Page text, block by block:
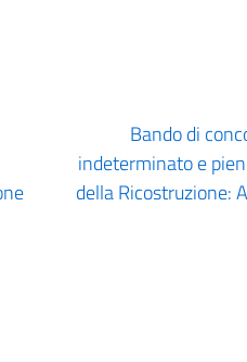
Bando di
indeterminato e
della Ricostruzione: